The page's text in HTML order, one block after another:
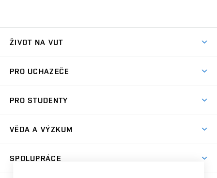
ŽIVOT NA VUT
Koleje
Sport na VUT
Brno
PRO UCHAZEČE
Dny otevřených dveří
Celoživotní vzdělávání
PRO STUDENTY
Harmonogram akademického roku
Závěrečné práce
Zpracování osobních údajů studentů
Sociální bezpečí
Studium bez bariér
VĚDA A VÝZKUM
SPOLUPRÁCE